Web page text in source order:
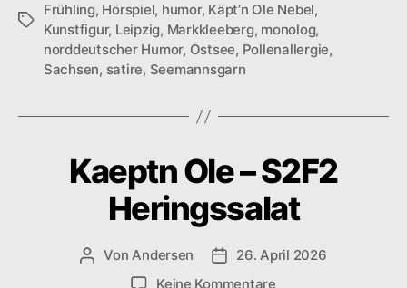
Schlagwörter
Frühling, Hörspiel, humor, Käpt’n Ole Nebel,
Kunstfigur, Leipzig, Markkleeberg, monolog,
norddeutscher Humor, Ostsee, Pollenallergie,
Sachsen, satire, Seemannsgarn
Kaeptn Ole – S2F2
Heringssalat
Beitragsautor
VonAndersen Veröffentlichungsdatum
26. April 2026
Keine Kommentarezu